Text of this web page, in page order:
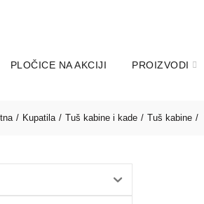
PLOČICE NA AKCIJI PROIZVODI
Kupatila Tuš kabine i kade Tuš kabine